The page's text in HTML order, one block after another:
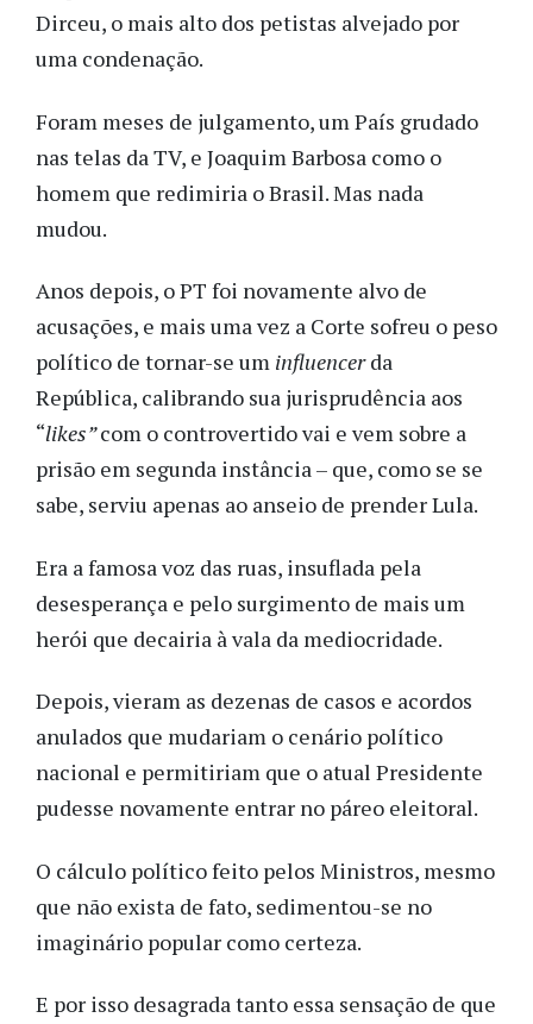
Dirceu, o mais alto dos petistas alvejado por
uma condenação.
Foram meses de julgamento, um País grudado
nas telas da TV, e Joaquim Barbosa como o
homem que redimiria o Brasil. Mas nada
mudou.
Anos depois, o PT foi novamente alvo de
acusações, e mais uma vez a Corte sofreu o peso
político de tornar-se um influencerda
República, calibrando sua jurisprudência aos
“likes”com o controvertido vai e vem sobre a
prisão em segunda instância – que, como se se
sabe, serviu apenas ao anseio de prender Lula.
Era a famosa voz das ruas, insuflada pela
desesperança e pelo surgimento de mais um
herói que decairia à vala da mediocridade.
Depois, vieram as dezenas de casos e acordos
anulados que mudariam o cenário político
nacional e permitiriam que o atual Presidente
pudesse novamente entrar no páreo eleitoral.
O cálculo político feito pelos Ministros, mesmo
que não exista de fato, sedimentou-se no
imaginário popular como certeza.
E por isso desagrada tanto essa sensação de que